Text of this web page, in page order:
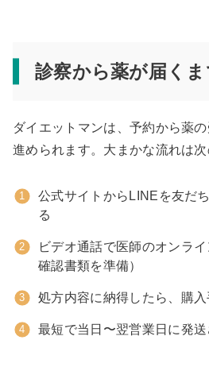
診察から薬が届く
ダイエットマンは、予約から薬
進められます。大まかな流れは次
公式サイトからLINEを友だ
る
ビデオ通話で医師のオンラ
確認書類を準備）
処方内容に納得したら、購
最短で当日〜翌営業日に発送